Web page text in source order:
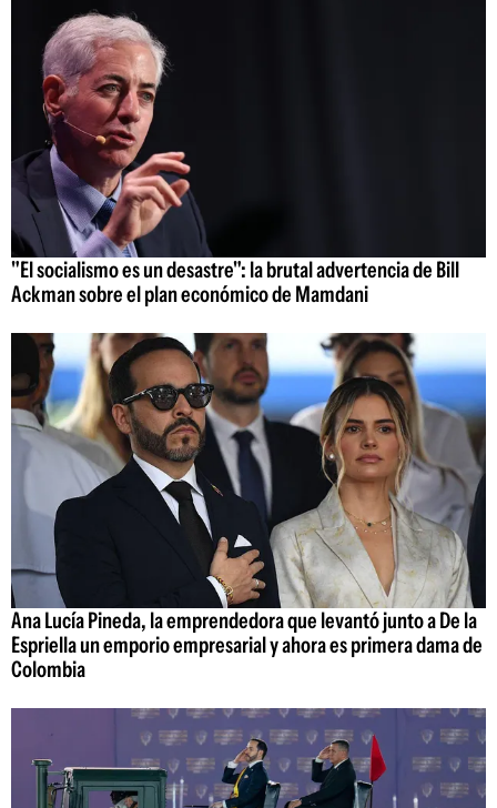
"El socialismo es un desastre": la brutal advertencia de Bill
Ackman sobre el plan económico de Mamdani
Ana Lucía Pineda, la emprendedora que levantó junto a De la
Espriella un emporio empresarial y ahora es primera dama de
Colombia